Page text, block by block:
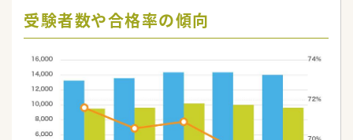
受験者数や合格率の傾向